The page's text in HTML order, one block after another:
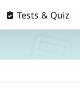
Tests & Quiz